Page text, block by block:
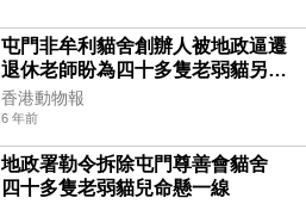
屯門非牟利貓舍創辦人被地政逼遷
退休老師盼為四十多隻老弱貓另覓
新居
香港動物報
6 年前
地政署勒令拆除屯門尊善會貓舍
四十多隻老弱貓兒命懸一線